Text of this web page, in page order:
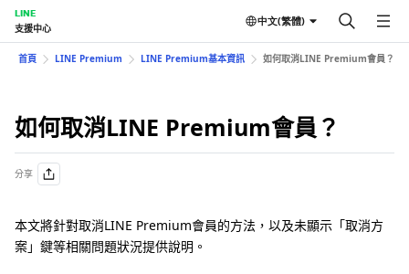
LINE
支援中心
中文(繁體)
首頁 LINE Premium LINE Premium基本資訊 如何取消LINE Premium會員？
如何取消LINE Premium會員？
分享
本文將針對取消LINE Premium會員的方法，以及未顯示「取消方
案」鍵等相關問題狀況提供說明。